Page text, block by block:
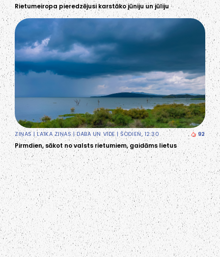
Rietumeiropa pieredzējusi karstāko jūniju un jūliju
ZIŅAS|LAIKA ZIŅAS|DABA UN VIDE| ŠODIEN, 12:30 92
Pirmdien, sākot no valsts rietumiem, gaidāms lietus